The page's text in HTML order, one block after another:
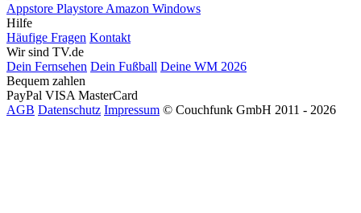
Appstore Playstore Amazon Windows
Hilfe
Häufige Fragen Kontakt
Wir sind TV.de
Dein Fernsehen Dein Fußball Deine WM 2026
Bequem zahlen
PayPal VISA MasterCard
AGB Datenschutz Impressum © Couchfunk GmbH 2011 - 2026